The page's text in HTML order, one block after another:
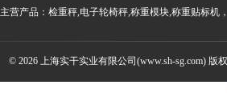
主营产品：检重秤,电子轮椅秤,称重模块,称重贴标
© 2026 上海实干实业有限公司(www.sh-sg.com) 版